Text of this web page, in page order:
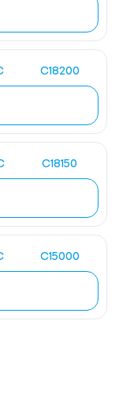
C18200
C18150
C15000